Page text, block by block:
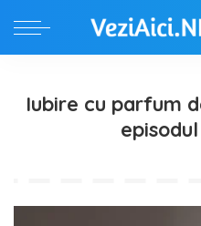
Iubire cu parfum